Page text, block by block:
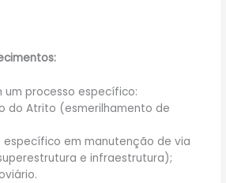
um processo específico:
do Atrito (esmerilhamento de
específico em manutenção de via
e infraestrutura);